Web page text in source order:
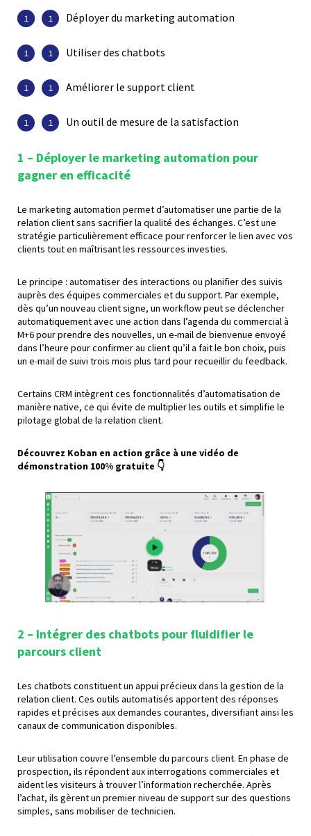
Déployer du marketing automation
Utiliser des chatbots
Améliorer le support client
Un outil de mesure de la satisfaction
1 – Déployer le marketing automation pour
gagner en efficacité
Le marketing automation permet d’automatiser une partie de la
relation client sans sacrifier la qualité des échanges. C’est une
stratégie particulièrement efficace pour renforcer le lien avec vos
clients tout en maîtrisant les ressources investies.
Le principe : automatiser des interactions ou planifier des suivis
auprès des équipes commerciales et du support. Par exemple,
dès qu’un nouveau client signe, un workflow peut se déclencher
automatiquement avec une action dans l’agenda du commercial à
M+6 pour prendre des nouvelles, un e-mail de bienvenue envoyé
dans l’heure pour confirmer au client qu’il a fait le bon choix, puis
un e-mail de suivi trois mois plus tard pour recueillir du feedback.
Certains CRM intègrent ces fonctionnalités d’automatisation de
manière native, ce qui évite de multiplier les outils et simplifie le
pilotage global de la relation client.
Découvrez Koban en action grâce à une vidéo de
démonstration 100% gratuite 👇
2 – Intégrer des chatbots pour fluidifier le
parcours client
Les chatbots constituent un appui précieux dans la gestion de la
relation client. Ces outils automatisés apportent des réponses
rapides et précises aux demandes courantes, diversifiant ainsi les
canaux de communication disponibles.
Leur utilisation couvre l’ensemble du parcours client. En phase de
prospection, ils répondent aux interrogations commerciales et
aident les visiteurs à trouver l’information recherchée. Après
l’achat, ils gèrent un premier niveau de support sur des questions
simples, sans mobiliser de technicien.